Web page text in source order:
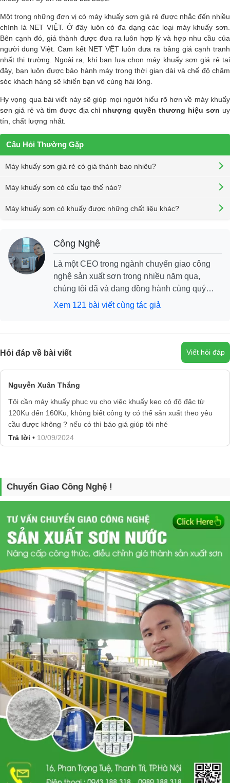
Một trong những đơn vị có máy khuấy sơn giá rẻ được nhắc đến nhiều
chính là NET VIỆT. Ở đây luôn có đa dạng các loại máy khuấy sơn.
Bên cạnh đó, giá thành được đưa ra luôn hợp lý và hợp nhu cầu của
người dung Việt. Cam kết NET VỆT luôn đưa ra bảng giá cạnh tranh
nhất thị trường. Ngoài ra, khi bạn lựa chọn máy khuấy sơn giá rẻ tại
đây, bạn luôn được bảo hành máy trong thời gian dài và chế độ chăm
sóc khách hàng sẽ khiến bạn vô cùng hài lòng.
Hy vọng qua bài viết này sẽ giúp mọi người hiểu rõ hơn về máy khuấy
sơn giá rẻ và tìm được địa chỉ nhượng quyền thương hiệu sơn uy
tín, chất lượng nhất.
Câu Hỏi Thường Gặp
Máy khuấy sơn giá rẻ có giá thành bao nhiêu?
Máy khuấy sơn có cấu tạo thế nào?
Máy khuấy sơn có khuấy được những chất liệu khác?
Công Nghệ
Là một CEO trong ngành chuyển giao công
nghệ sản xuất sơn trong nhiều năm qua,
chúng tôi đã và đang đồng hành cùng quý
khách hàng xây dựng thương hiệu cùng phát
Xem 121 bài viết cùng tác giả
Hỏi đáp về bài viết Viết hỏi đáp
Nguyễn Xuân Thắng
Tôi cần máy khuấy phục vụ cho việc khuấy keo có độ đặc từ
120Ku đến 160Ku, không biết công ty có thể sản xuất theo yêu
cầu được không ? nếu có thì báo giá giúp tôi nhé
Trả lời • 10/09/2024
Chuyển Giao Công Nghệ !